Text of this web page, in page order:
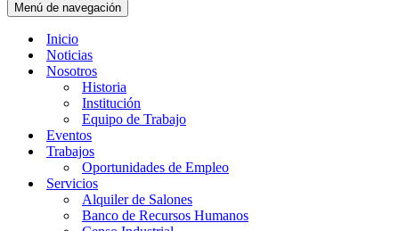
Menú de navegación
Inicio
Noticias
Nosotros
Historia
Institución
Equipo de Trabajo
Eventos
Trabajos
Oportunidades de Empleo
Servicios
Alquiler de Salones
Banco de Recursos Humanos